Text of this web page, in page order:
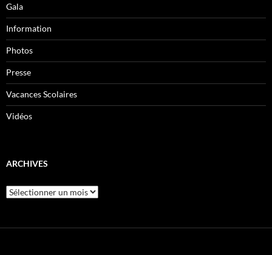
Gala
Information
Photos
Presse
Vacances Scolaires
Vidéos
ARCHIVES
Archives